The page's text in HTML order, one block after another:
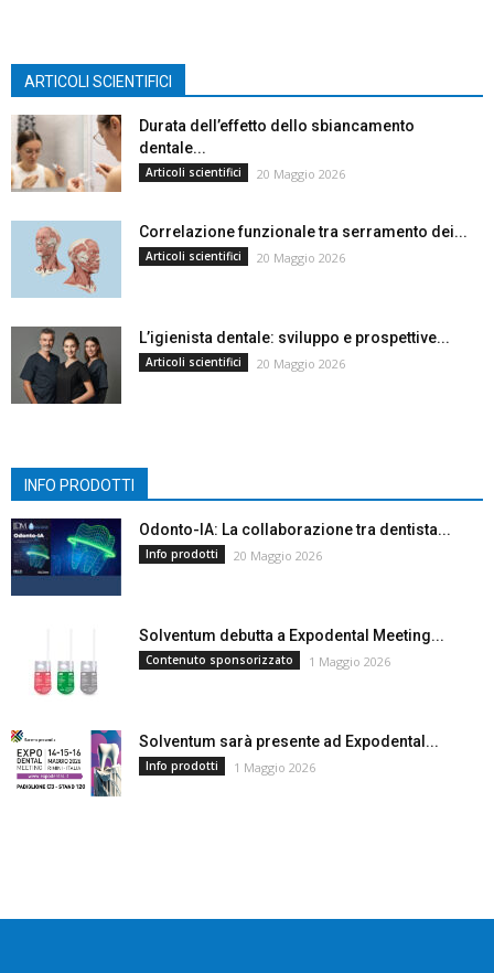
ARTICOLI SCIENTIFICI
Durata dell’effetto dello sbiancamento
dentale...
Articoli scientifici 20 Maggio 2026
Correlazione funzionale tra serramento dei...
Articoli scientifici 20 Maggio 2026
L’igienista dentale: sviluppo e prospettive...
Articoli scientifici 20 Maggio 2026
INFO PRODOTTI
Odonto-IA: La collaborazione tra dentista...
Info prodotti 20 Maggio 2026
Solventum debutta a Expodental Meeting...
Contenuto sponsorizzato 1 Maggio 2026
Solventum sarà presente ad Expodental...
Info prodotti 1 Maggio 2026